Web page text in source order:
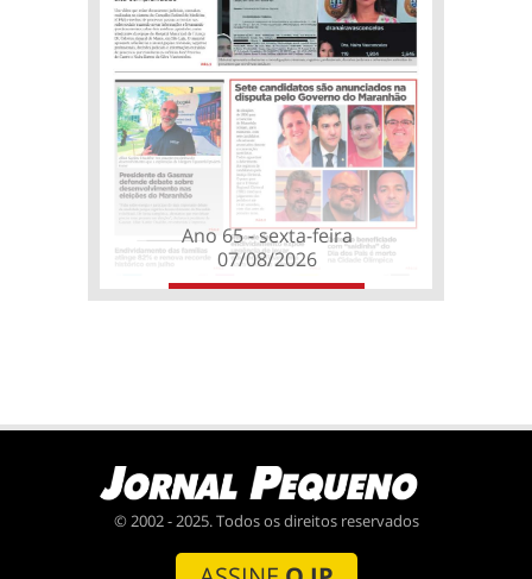
Ano 65 - sexta-feira
07/08/2026
© 2002 - 2025. Todos os direitos reservados